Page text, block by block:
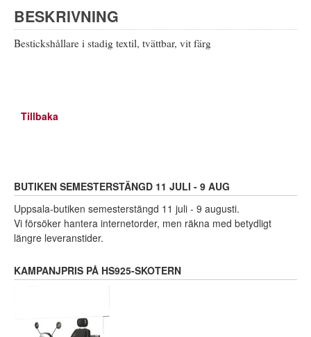
BESKRIVNING
Bestickshållare i stadig textil, tvättbar, vit färg
Tillbaka
BUTIKEN SEMESTERSTÄNGD 11 JULI - 9 AUG
Uppsala-butiken semesterstängd 11 juli - 9 augusti.
Vi försöker hantera internetorder, men räkna med betydligt
längre leveranstider.
KAMPANJPRIS PÅ HS925-SKOTERN